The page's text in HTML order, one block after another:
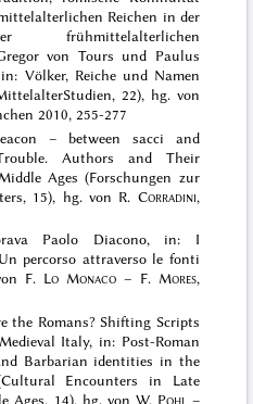
Reichen in der
frühmittelalterlichen
von Tours und Paulus
Völker, Reiche und Namen
22), hg. von
2010, 255-277
– between sacci and
Authors and Their
Ages (Forschungen zur
15), hg. von R. Corradini,
Paolo Diacono, in: I
percorso attraverso le fonti
F. Lo Monaco – F. Mores,
the Romans? Shifting Scripts
Italy, in: Post-Roman
Barbarian identities in the
Encounters in Late
Ages, 14), hg. von W. Pohl –